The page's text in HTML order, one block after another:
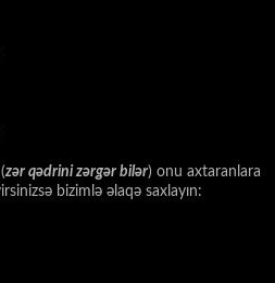
zər qədrini zərgər bilər) onu axtaranlara
bizimlə əlaqə saxlayın: